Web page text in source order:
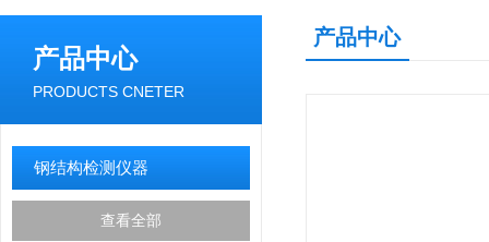
产品中心
PRODUCTS CNETER
钢结构检测仪器
查看全部
产品中心